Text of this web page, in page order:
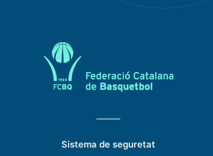
Sistema de seguretat